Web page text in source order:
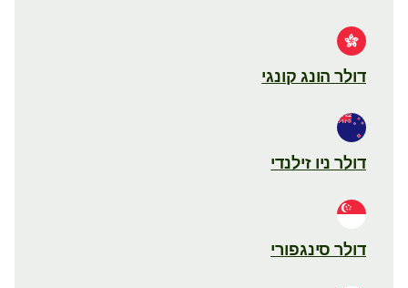
דולר הונג קונגי
דולר ניו זילנדי
דולר סינגפורי